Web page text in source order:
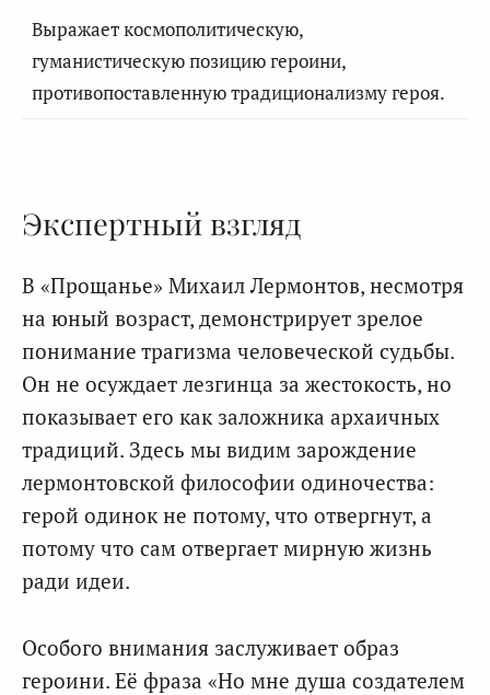
Выражает космополитическую,
гуманистическую позицию героини,
противопоставленную традиционализму героя.
Экспертный взгляд
В «Прощанье» Михаил Лермонтов, несмотря
на юный возраст, демонстрирует зрелое
понимание трагизма человеческой судьбы.
Он не осуждает лезгинца за жестокость, но
показывает его как заложника архаичных
традиций. Здесь мы видим зарождение
лермонтовской философии одиночества:
герой одинок не потому, что отвергнут, а
потому что сам отвергает мирную жизнь
ради идеи.
Особого внимания заслуживает образ
героини. Её фраза «Но мне душа создателем